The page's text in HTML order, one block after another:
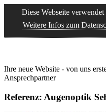
Diese Webseite
Weitere Infos zum
Ihre neue Website - von uns
Ansprechpartner
Referenz: Augenoptik